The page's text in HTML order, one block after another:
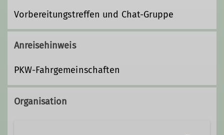
Vorbereitungstreffen und Chat-Gruppe
Anreisehinweis
PKW-Fahrgemeinschaften
Organisation